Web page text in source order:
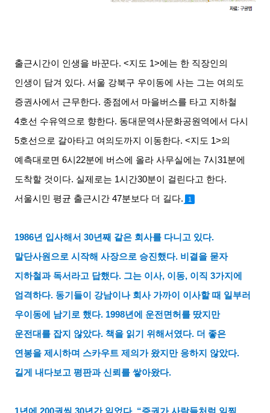
출근시간이 인생을 바꾼다. <지도 1>에는 한 직장인의
인생이 담겨 있다.서울 강북구 우이동에 사는 그는 여의도
증권사에서 근무한다. 종점에서 마을버스를 타고 지하철
4호선 수유역으로 향한다. 동대문역사문화공원역에서 다시
5호선으로 갈아타고 여의도까지 이동한다. <지도 1>의
예측대로면 6시 22분에 버스에 올라 사무실에는 7시31분에
도착할 것이다. 실제로는 1시간30분이 걸린다고 한다.
서울시민 평균 출근시간 47분보다 더 길다. 1
1986년 입사해서 30년째 같은 회사를 다니고 있다.
말단사원으로 시작해 사장으로 승진했다. 비결을 묻자
지하철과 독서라고 답했다. 그는 이사, 이동, 이직 3가지에
엄격하다. 동기들이 강남이나 회사 가까이 이사할 때 일부러
우이동에 남기로 했다. 1998년에 운전면허를 땄지만
운전대를 잡지 않았다.책을 읽기 위해서였다. 더 좋은
연봉을 제시하며 스카우트 제의가 왔지만 응하지 않았다.
길게 내다보고 평판과 신뢰를 쌓아왔다.